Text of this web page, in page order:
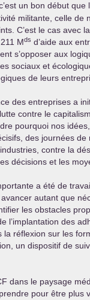
un bon début
militante, celle de
C’est le cas avec
Mds d’aide aux
s’opposer aux
sociaux et
de leurs
des entreprises a
contre le
pourquoi nos
des journées de
contre la
décisions et les
a été de
avancer autant que
les obstacles
l’implantation des
la réflexion sur les
un dispositif de
dans le paysage
pour être plus